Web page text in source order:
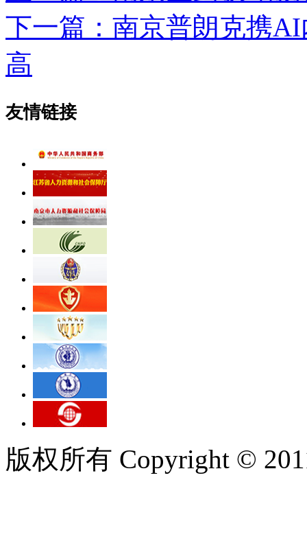
下一篇：南京普朗克携
高
友情链接
版权所有 Copyright ©